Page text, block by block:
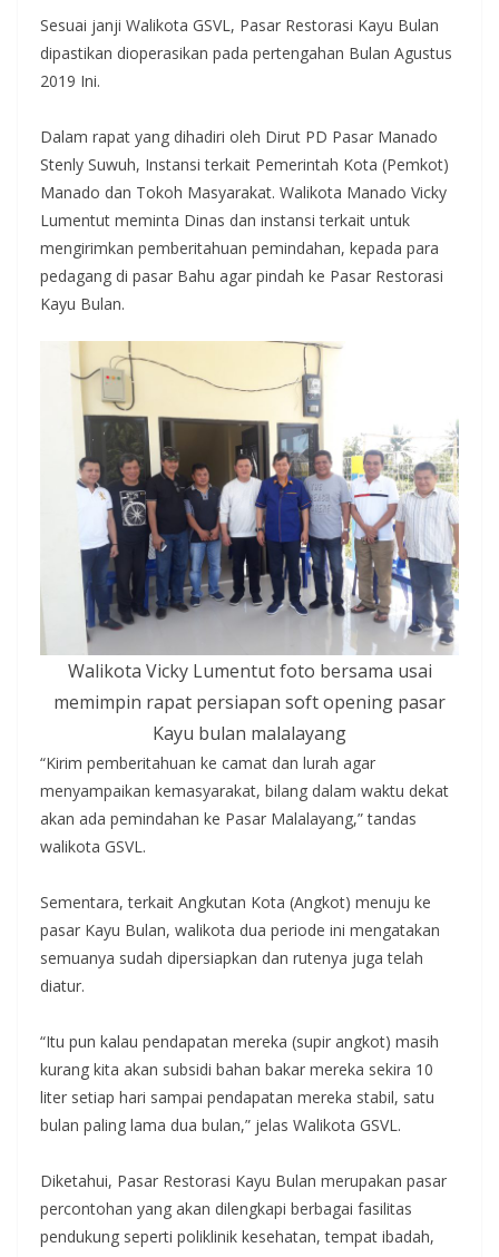
Sesuai janji Walikota GSVL, Pasar Restorasi Kayu Bulan
dipastikan dioperasikan pada pertengahan Bulan Agustus
2019 Ini.
Dalam rapat yang dihadiri oleh Dirut PD Pasar Manado
Stenly Suwuh, Instansi terkait Pemerintah Kota (Pemkot)
Manado dan Tokoh Masyarakat. Walikota Manado Vicky
Lumentut meminta Dinas dan instansi terkait untuk
mengirimkan pemberitahuan pemindahan, kepada para
pedagang di pasar Bahu agar pindah ke Pasar Restorasi
Kayu Bulan.
Walikota Vicky Lumentut foto bersama usai
memimpin rapat persiapan soft opening pasar
Kayu bulan malalayang
“Kirim pemberitahuan ke camat dan lurah agar
menyampaikan kemasyarakat, bilang dalam waktu dekat
akan ada pemindahan ke Pasar Malalayang,” tandas
walikota GSVL.
Sementara, terkait Angkutan Kota (Angkot) menuju ke
pasar Kayu Bulan, walikota dua periode ini mengatakan
semuanya sudah dipersiapkan dan rutenya juga telah
diatur.
“Itu pun kalau pendapatan mereka (supir angkot) masih
kurang kita akan subsidi bahan bakar mereka sekira 10
liter setiap hari sampai pendapatan mereka stabil, satu
bulan paling lama dua bulan,” jelas Walikota GSVL.
Diketahui, Pasar Restorasi Kayu Bulan merupakan pasar
percontohan yang akan dilengkapi berbagai fasilitas
pendukung seperti poliklinik kesehatan, tempat ibadah,